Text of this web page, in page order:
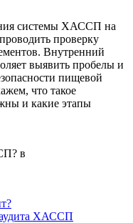
системы ХАССП на
проверку
Внутренний
выявить пробелы и
пищевой
что такое
и какие этапы
ХАССП